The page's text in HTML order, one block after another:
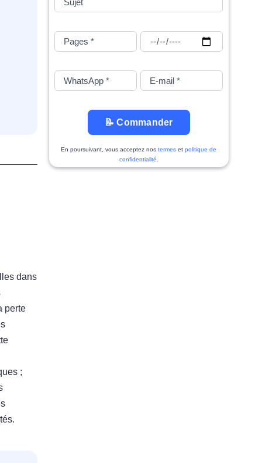
dans
perte
;
📝 Commander
En poursuivant, vous acceptez nostermes etpolitique de
confidentialité